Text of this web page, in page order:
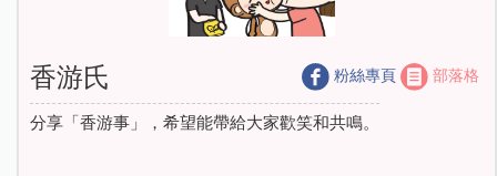
香游氏 粉絲專頁 部落格
分享「香游事」，希望能帶給大家歡笑和共鳴。